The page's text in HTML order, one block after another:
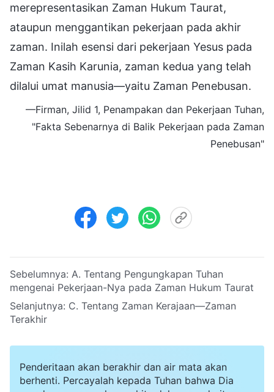
merepresentasikan Zaman Hukum Taurat,
ataupun menggantikan pekerjaan pada akhir
zaman. Inilah esensi dari pekerjaan Yesus pada
Zaman Kasih Karunia, zaman kedua yang telah
dilalui umat manusia—yaitu Zaman Penebusan.
—Firman, Jilid 1, Penampakan dan Pekerjaan Tuhan,
"Fakta Sebenarnya di Balik Pekerjaan pada Zaman
Penebusan"
Sebelumnya: A. Tentang Pengungkapan Tuhan
mengenai Pekerjaan-Nya pada Zaman Hukum Taurat
Selanjutnya: C. Tentang Zaman Kerajaan—Zaman
Terakhir
Penderitaan akan berakhir dan air mata akan
berhenti. Percayalah kepada Tuhan bahwa Dia